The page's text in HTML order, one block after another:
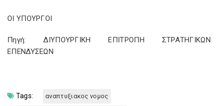
ΟΙ ΥΠΟΥΡΓΟΙ
Πηγή: ΔΙΥΠΟΥΡΓΙΚΗ ΕΠΙΤΡΟΠΗ ΣΤΡΑΤΗΓΙΚΩΝ
ΕΠΕΝΔΥΣΕΩΝ
Tags: αναπτυξιακος νομος